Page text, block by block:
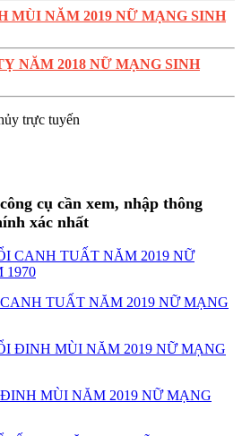
MÙI NĂM 2019 NỮ MẠNG SINH
NĂM 2018 NỮ MẠNG SINH
trực tuyến
cụ cần xem, nhập thông
xác nhất
TUẤT NĂM 2019 NỮ MẠNG
MÙI NĂM 2019 NỮ MẠNG